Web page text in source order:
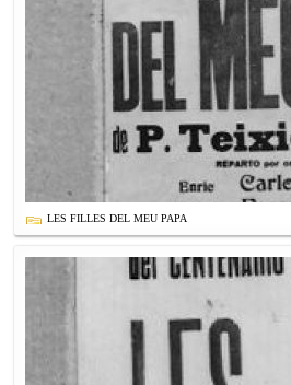
LES FILLES DEL MEU PAPA